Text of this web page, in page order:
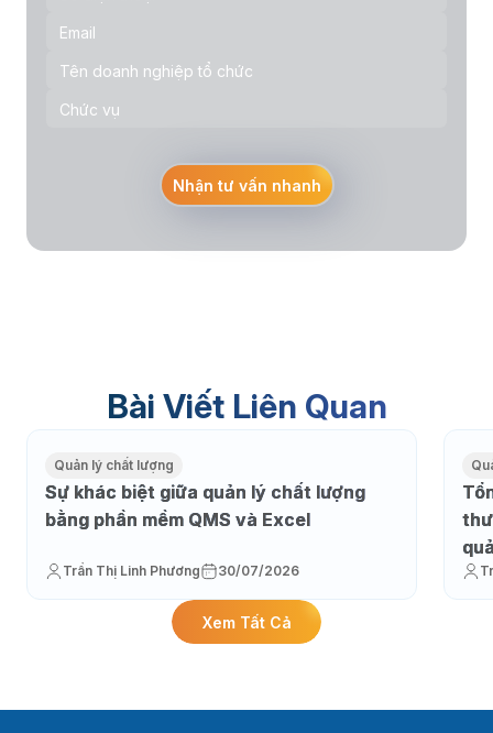
Nhận tư vấn nhanh
Bài Viết Liên Quan
Quản lý chất lượng
Sự khác biệt giữa quản lý chất lượng
bằng phần mềm QMS và Excel
Trần Thị Linh Phương 30/07/2026
Xem Tất Cả